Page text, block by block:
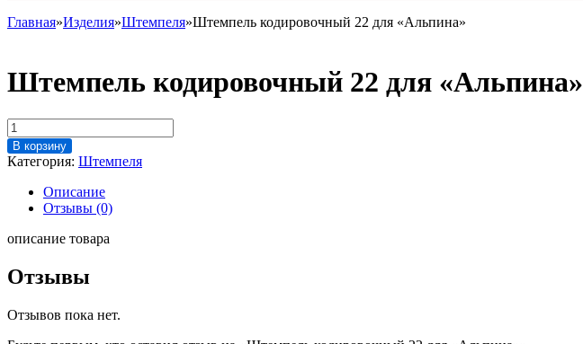
Главная»Изделия»Штемпеля»Штемпель кодировочный 22 для «Альпина»
Штемпель кодировочный 22 для «Альпина»
Количество
товара
Штемпель
кодировочный
В корзину
Категория: Штемпеля
Описание
Отзывы (0)
описание товара
Отзывы
Отзывов пока нет.